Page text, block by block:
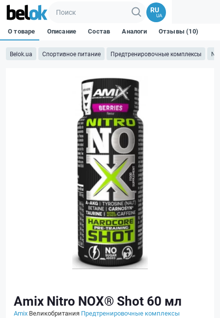
RU
UA
Belok.ua Спортивное питание Предтренировочные комплексы
О товаре Описание Состав Аналоги Отзывы (10)
Amix Nitro NOX® Shot 60 мл
Amix Великобритания Предтренировочные комплексы